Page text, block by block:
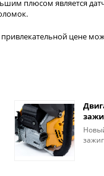
плюсом является
цене